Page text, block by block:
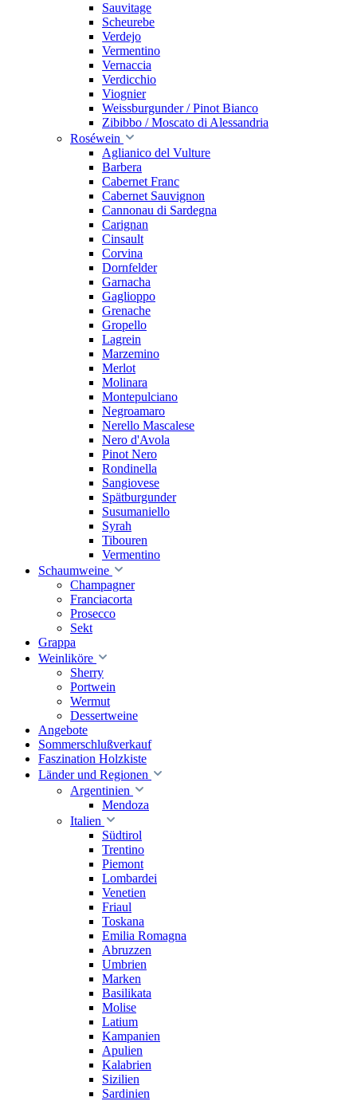
Sauvitage
Scheurebe
Verdejo
Vermentino
Vernaccia
Verdicchio
Viognier
Weissburgunder / Pinot Bianco
Zibibbo / Moscato di Alessandria
Roséwein
Aglianico del Vulture
Barbera
Cabernet Franc
Cabernet Sauvignon
Cannonau di Sardegna
Carignan
Cinsault
Corvina
Dornfelder
Garnacha
Gaglioppo
Grenache
Gropello
Lagrein
Marzemino
Merlot
Molinara
Montepulciano
Negroamaro
Nerello Mascalese
Nero d'Avola
Pinot Nero
Rondinella
Sangiovese
Spätburgunder
Susumaniello
Syrah
Tibouren
Vermentino
Schaumweine
Champagner
Franciacorta
Prosecco
Sekt
Grappa
Weinliköre
Sherry
Portwein
Wermut
Dessertweine
Angebote
Sommerschlußverkauf
Faszination Holzkiste
Länder und Regionen
Argentinien
Mendoza
Italien
Südtirol
Trentino
Piemont
Lombardei
Venetien
Friaul
Toskana
Emilia Romagna
Abruzzen
Umbrien
Marken
Basilikata
Molise
Latium
Kampanien
Apulien
Kalabrien
Sizilien
Sardinien